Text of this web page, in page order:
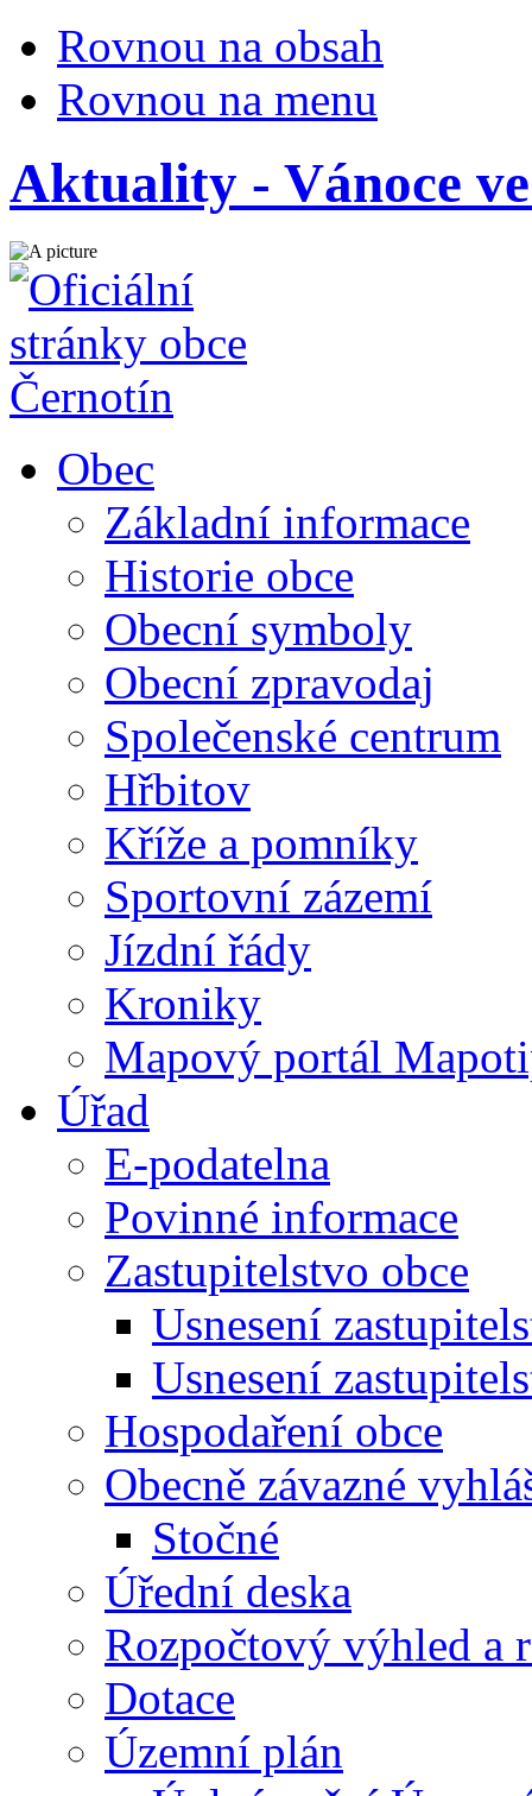
Rovnou na obsah
Rovnou na menu
Aktuality - Vánoce
Obec
Základní informace
Historie obce
Obecní symboly
Obecní zpravodaj
Společenské centrum
Hřbitov
Kříže a pomníky
Sportovní zázemí
Jízdní řády
Kroniky
Mapový portál
Úřad
E-podatelna
Povinné informace
Zastupitelstvo obce
Usnesení
Usnesení
Hospodaření obce
Obecně závazné
Stočné
Úřední deska
Rozpočtový výhled a
Dotace
Územní plán